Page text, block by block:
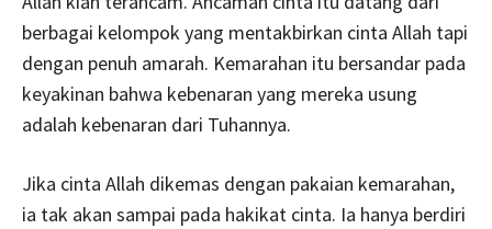
berbagai kelompok yang mentakbirkan cinta Allah tapi
dengan penuh amarah. Kemarahan itu bersandar pada
keyakinan bahwa kebenaran yang mereka usung
adalah kebenaran dari Tuhannya.
Jika cinta Allah dikemas dengan pakaian kemarahan,
ia tak akan sampai pada hakikat cinta. Ia hanya berdiri